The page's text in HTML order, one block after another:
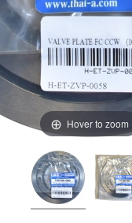
Hover to zoom